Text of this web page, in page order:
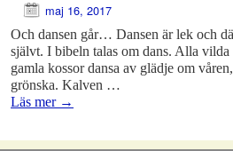
maj 16, 2017
Och dansen går… Dansen är lek och
självt. I bibeln talas om dans. Alla vilda
gamla kossor dansa av glädje om
grönska. Kalven …
Läs mer →